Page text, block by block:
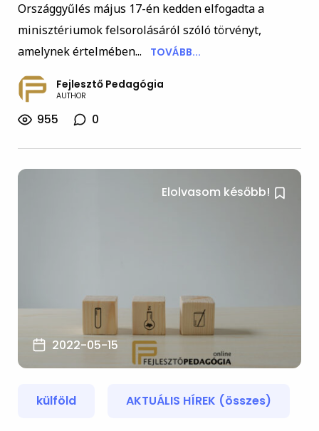
Országgyűlés május 17-én kedden elfogadta a
minisztériumok felsorolásáról szóló törvényt,
amelynek értelmében...
TOVÁBB...
Fejlesztő Pedagógia
AUTHOR
955 0
Elolvasom később!
2022-05-15
külföld AKTUÁLIS HÍREK (összes)